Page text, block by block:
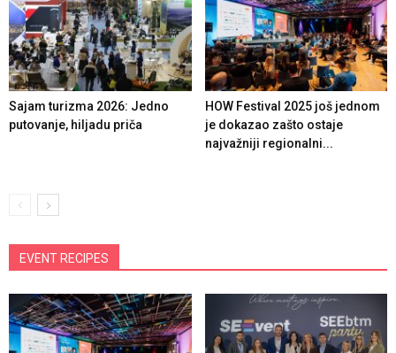
Sajam turizma 2026: Jedno
putovanje, hiljadu priča
HOW Festival 2025 još jednom
je dokazao zašto ostaje
najvažniji regionalni...
EVENT RECIPES